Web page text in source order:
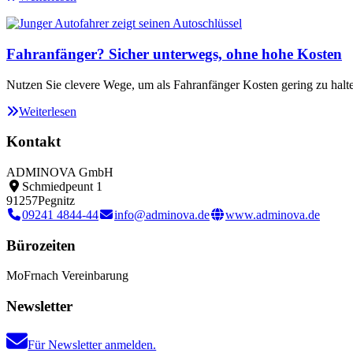
Fahranfänger? Sicher unterwegs, ohne hohe Kosten
Nutzen Sie clevere Wege, um als Fahranfänger Kosten gering zu
Weiterlesen
Kontakt
ADMINOVA GmbH
Schmiedpeunt 1
91257Pegnitz
09241 4844-44
info@adminova.de www.adminova.de
Bürozeiten
MoFrnach Vereinbarung
Newsletter
Für Newsletter anmelden.